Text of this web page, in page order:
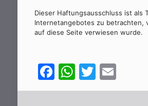
Dieser Haftungsausschluss ist als
Internetangebotes zu betrachten,
auf diese Seite verwiesen wurde.
Facebook
WhatsApp
Twitter
Email